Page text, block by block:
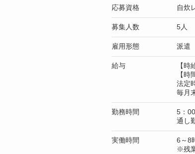
応募資格 自炊
募集人数 5人
雇用形態 派遣
給与
【
【時
法定
毎月
勤務時間
5：
通し
実働時間
6～8
※残